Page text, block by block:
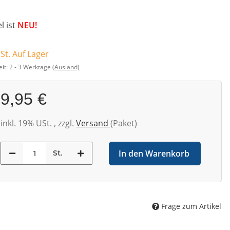
ist NEU!
Auf Lager
2 - 3 Werktage (Ausland)
9,95 €
inkl. 19% USt. , zzgl. Versand (Paket)
St. In den Warenkorb
Frage zum Artikel